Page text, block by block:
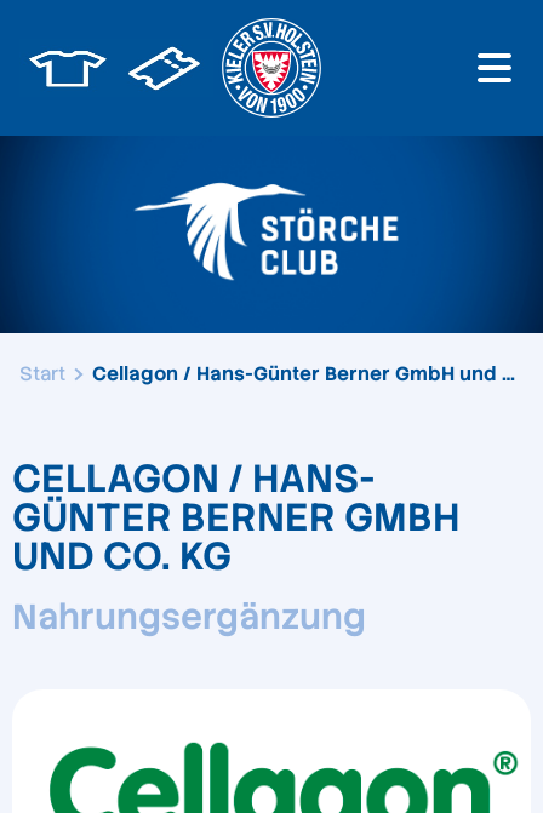
Start Cellagon / Hans-Günter Berner GmbH und Co. KG
CELLAGON / HANS-
GÜNTER BERNER GMBH
UND CO. KG
Nahrungsergänzung